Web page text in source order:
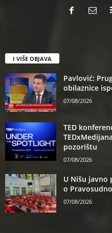
I VIŠE OBJAVA
Pavlović:
obilaznice
07/08/2026
TED
pozorištu
07/08/2026
U Nišu javno
o
07/08/2026